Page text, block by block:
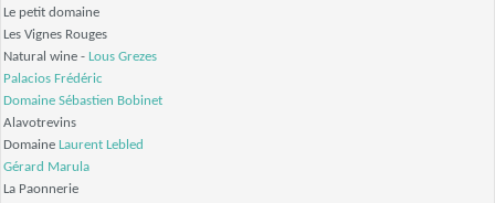
Le petit domaine
Les Vignes Rouges
Natural wine - Lous Grezes
Palacios Frédéric
Domaine Sébastien Bobinet
Alavotrevins
Domaine Laurent Lebled
Gérard Marula
La Paonnerie